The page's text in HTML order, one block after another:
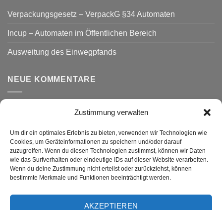
Zustimmung verwalten
Um dir ein optimales Erlebnis zu bieten, verwenden wir Technologien wie
Cookies, um Geräteinformationen zu speichern und/oder darauf
zuzugreifen. Wenn du diesen Technologien zustimmst, können wir Daten
wie das Surfverhalten oder eindeutige IDs auf dieser Website verarbeiten.
Wenn du deine Zustimmung nicht erteilst oder zurückziehst, können
bestimmte Merkmale und Funktionen beeinträchtigt werden.
AKZEPTIEREN
Verpackungsgesetz – VerpackG §34 Automaten
Incup – Automaten im Öffentlichen Bereich
Ausweitung des Einwegpfands
NEUE KOMMENTARE